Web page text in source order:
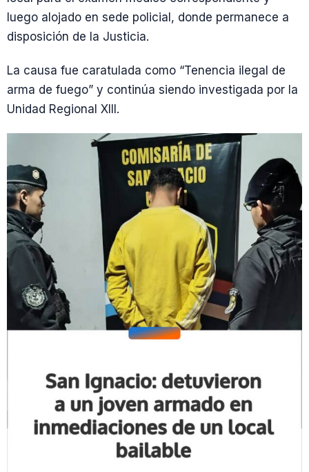
luego alojado en sede policial, donde permanece a
disposición de la Justicia.
La causa fue caratulada como “Tenencia ilegal de
arma de fuego” y continúa siendo investigada por la
Unidad Regional XIII.